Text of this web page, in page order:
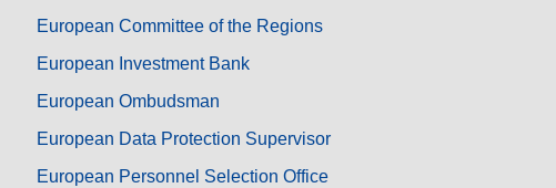
European Committee of the Regions
European Investment Bank
European Ombudsman
European Data Protection Supervisor
European Personnel Selection Office